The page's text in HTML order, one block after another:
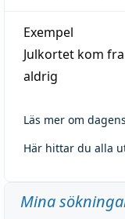
Exempel
Julkortet kom
aldrig
Läs mer om
Här hittar du alla
Mina